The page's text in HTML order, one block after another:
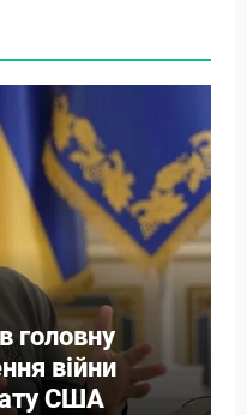
головну
війни
США